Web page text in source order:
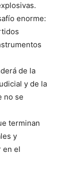
enorme:
de la
y de la
no se
terminan
y
en el